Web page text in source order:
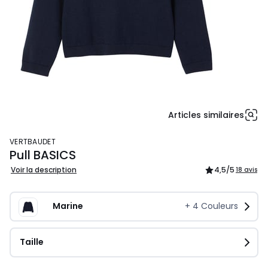
Articles similaires
VERTBAUDET
Pull BASICS
Voir la description 4,5/5 18 avis
Marine + 4 Couleurs
Taille